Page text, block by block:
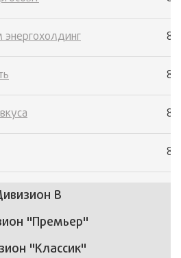
энергохолдинг 8
8
8
8
В
"Премьер"
"Классик"